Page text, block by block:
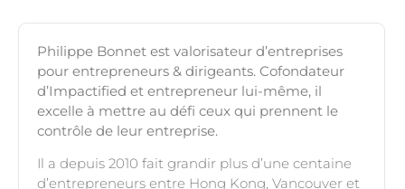
Philippe Bonnet est valorisateur d’entreprises
pour entrepreneurs & dirigeants. Cofondateur
d’Impactified et entrepreneur lui-même, il
excelle à mettre au défi ceux qui prennent le
contrôle de leur entreprise.
Il a depuis 2010 fait grandir plus d’une centaine
d’entrepreneurs entre Hong Kong, Vancouver et